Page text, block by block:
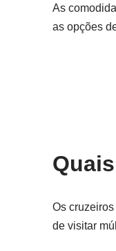
As
as opções
Os
de visitar